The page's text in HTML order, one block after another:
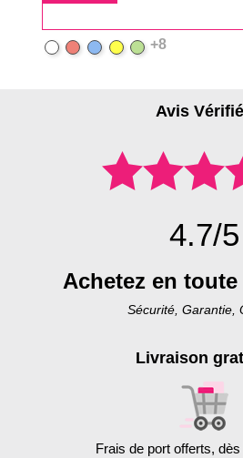
base
BlancRouge
BleuJauneVert
+8
Avis
4.7/5
Achetez en
Sécurité, Garantie,
Livraison
Frais de port offerts,